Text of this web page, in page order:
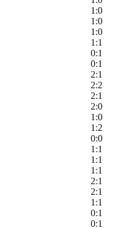
1:0
1:0
1:0
1:1
0:1
0:1
2:1
2:2
2:1
2:0
1:0
1:2
0:0
1:1
1:1
1:1
2:1
2:1
1:1
0:1
0:1